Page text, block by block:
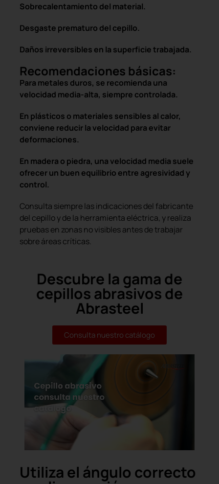
Sobrecalentamiento del material.
Desgaste prematuro del cepillo.
Daños irreversibles en la superficie trabajada.
Recomendaciones básicas:
Para metales duros, se recomienda una
velocidad media-alta, siempre controlada.
En plásticos o materiales sensibles al calor,
conviene reducir la velocidad para evitar
deformaciones.
En madera o piedra, una velocidad media suele
ofrecer un buen equilibrio entre agresividad y
control.
Consulta siempre las indicaciones del fabricante
del cepillo y de la herramienta eléctrica, y realiza
pruebas en zonas no visibles antes de trabajar
sobre áreas críticas.
Descubre la gama de
cepillos abrasivos de
Abrasteel
Consulta nuestro catálogo
Utiliza el ángulo correcto